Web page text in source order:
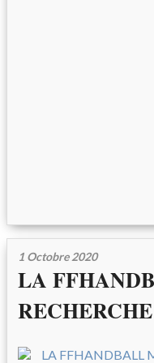
1 Octobre 2020
LA